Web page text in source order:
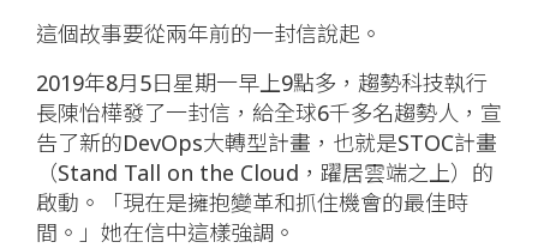
這個故事要從兩年前的一封信說起。
2019年8月5日星期一早上9點多，趨勢科技執行
長陳怡樺發了一封信，給全球6千多名趨勢人，宣
告了新的DevOps大轉型計畫，也就是STOC計畫
（Stand Tall on the Cloud，躍居雲端之上）的
啟動。「現在是擁抱變革和抓住機會的最佳時
間。」她在信中這樣強調。